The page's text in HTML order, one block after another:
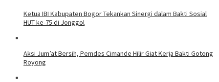
Ketua IBI Kabupaten Bogor Tekankan Sinergi dalam Bakti Sosial
HUT ke-75 di Jonggol
Aksi Jum’at Bersih, Pemdes Cimande Hilir Giat Kerja Bakti Gotong
Royong